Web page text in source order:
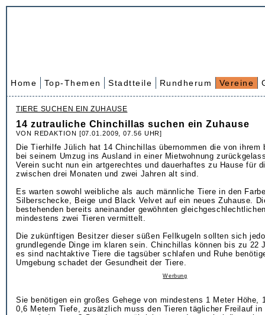
Home Top-Themen Stadtteile Rundherum Vereine
TIERE SUCHEN EIN ZUHAUSE
14 zutrauliche Chinchillas suchen ein Zuhause
VON REDAKTION [07.01.2009, 07.56 UHR]
Die Tierhilfe Jülich hat 14 Chinchillas übernommen die von ihrem
bei seinem Umzug ins Ausland in einer Mietwohnung
Verein sucht nun ein artgerechtes und dauerhaftes zu Hause für
zwischen drei Monaten und zwei Jahren alt sind.
Es warten sowohl weibliche als auch männliche Tiere in den
Silberschecke, Beige und Black Velvet auf ein neues Zuhause.
bestehenden bereits aneinander gewöhnten
mindestens zwei Tieren vermittelt.
Die zukünftigen Besitzer dieser süßen Fellkugeln sollten sich
grundlegende Dinge im klaren sein. Chinchillas können bis zu 22
es sind nachtaktive Tiere die tagsüber schlafen und Ruhe
Umgebung schadet der Gesundheit der Tiere.
Werbung
Sie benötigen ein großes Gehege von mindestens 1 Meter Höhe,
0,6 Metern Tiefe, zusätzlich muss den Tieren täglicher Freilauf in